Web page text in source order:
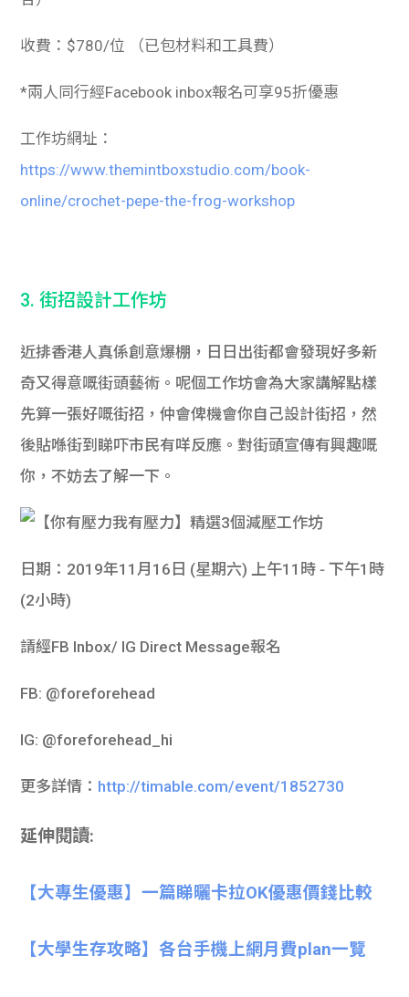
收費：$780/位 （已包材料和工具費）
*兩人同行經Facebook inbox報名可享95折優惠
工作坊網址：
https://www.themintboxstudio.com/book-
online/crochet-pepe-the-frog-workshop
3. 街招設計工作坊
近排香港人真係創意爆棚，日日出街都會發現好多新
奇又得意嘅街頭藝術。呢個工作坊會為大家講解點樣
先算一張好嘅街招，仲會俾機會你自己設計街招，然
後貼喺街到睇吓市民有咩反應。對街頭宣傳有興趣嘅
你，不妨去了解一下。
日期：2019年11月16日 (星期六) 上午11時 ‑ 下午1時
(2小時)
請經FB Inbox/ IG Direct Message報名
FB: @foreforehead
IG: @foreforehead_hi
更多詳情： http://timable.com/event/1852730
延伸閱讀:
【大專生優惠】一篇睇曬卡拉OK優惠價錢比較
【大學生存攻略】各台手機上網月費plan一覽